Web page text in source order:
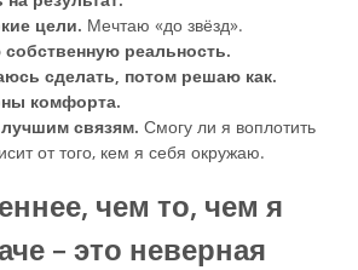
цели. Мечтаю «до звёзд».
реальность.
сделать, потом решаю как.
комфорта.
связям. Смогу ли я воплотить
от того, кем я себя окружаю.
чем то, чем я
– это неверная